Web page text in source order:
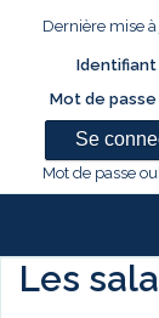
Dernière mise
Identifiant
Mot de passe
Mot de passe
Les